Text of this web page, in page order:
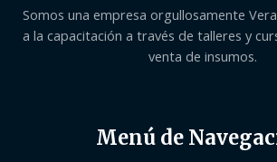
Somos una empresa orgullosamente
a la capacitación a través de talleres y
venta de insumos.
Menú de